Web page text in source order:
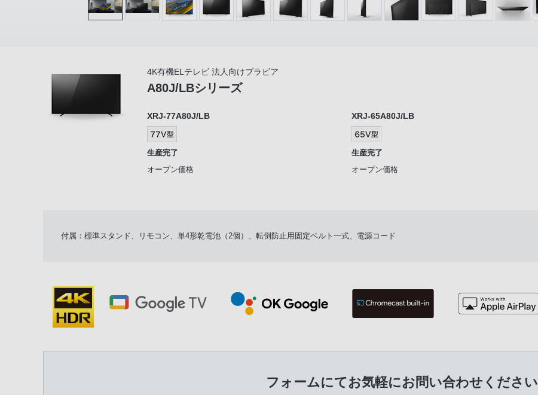
4K有機ELテレビ 法人向けブラビア
A80J/LBシリーズ
XRJ-77A80J/LB
生産完了
オープン価格
XRJ-65A80J/LB
生産完了
オープン価格
付属：標準スタンド、リモコン、単4形乾電池（2個）、転倒防止用固定ベルト一式、電源コード
フォームにてお気軽にお問い合わせください